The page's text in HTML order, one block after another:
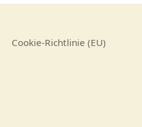
Cookie-Richtlinie (EU)